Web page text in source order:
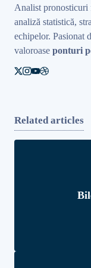
Analist pronosticuri
analiză statistică,
echipelor. Pasionat
valoroase ponturi
Related articles